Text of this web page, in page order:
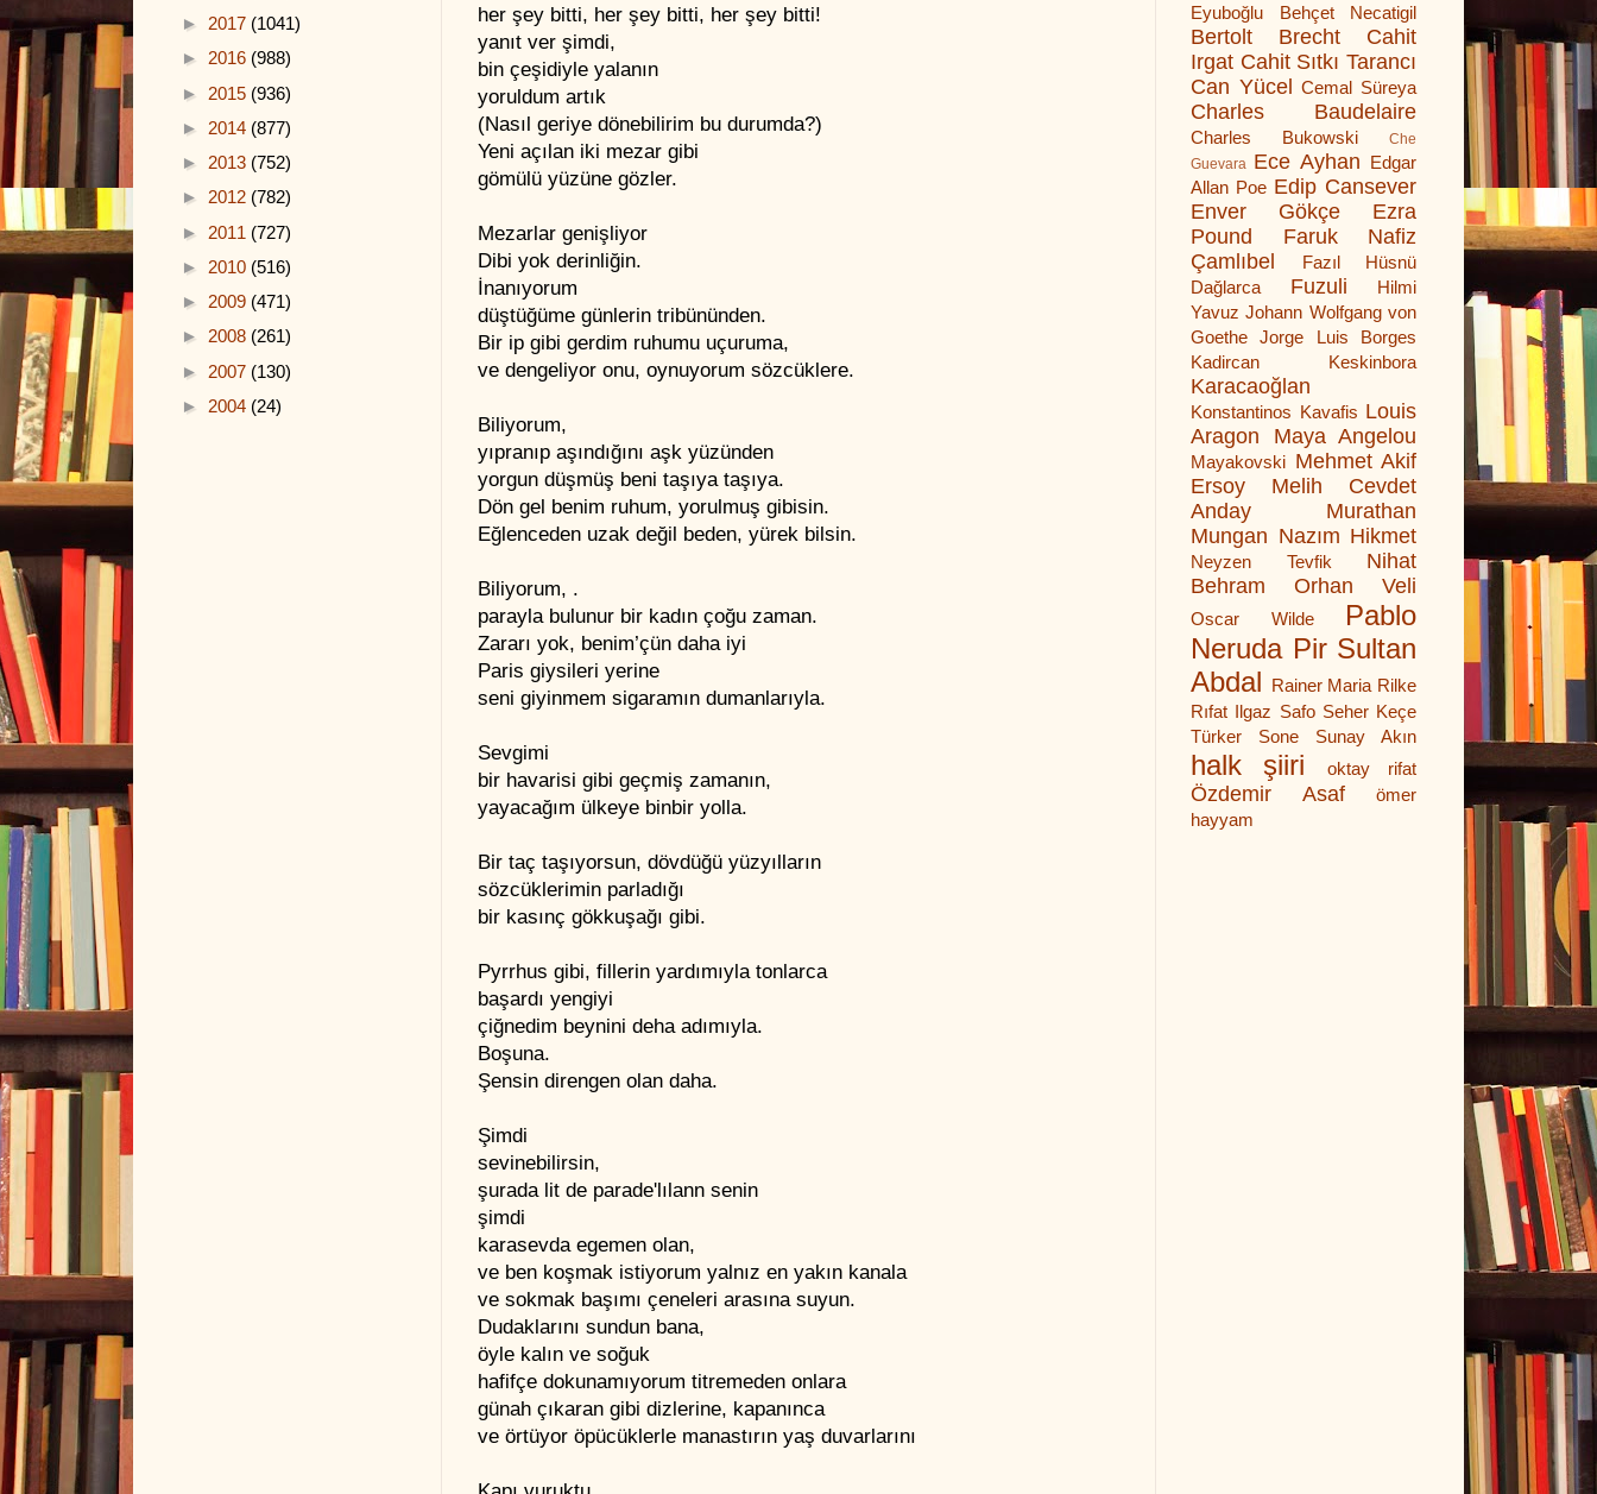
her şey bitti, her şey bitti, her şey bitti!
yanıt ver şimdi,
bin çeşidiyle yalanın
yoruldum artık
(Nasıl geriye dönebilirim bu durumda?)
Yeni açılan iki mezar gibi
gömülü yüzüne gözler.
Mezarlar genişliyor
Dibi yok derinliğin.
İnanıyorum
düştüğüme günlerin tribününden.
Bir ip gibi gerdim ruhumu uçuruma,
ve dengeliyor onu, oynuyorum sözcüklere.
Biliyorum,
yıpranıp aşındığını aşk yüzünden
yorgun düşmüş beni taşıya taşıya.
Dön gel benim ruhum, yorulmuş gibisin.
Eğlenceden uzak değil beden, yürek bilsin.
Biliyorum, .
parayla bulunur bir kadın çoğu zaman.
Zararı yok, benim’çün daha iyi
Paris giysileri yerine
seni giyinmem sigaramın dumanlarıyla.
Sevgimi
bir havarisi gibi geçmiş zamanın,
yayacağım ülkeye binbir yolla.
Bir taç taşıyorsun, dövdüğü yüzyılların
sözcüklerimin parladığı
bir kasınç gökkuşağı gibi.
Pyrrhus gibi, fillerin yardımıyla tonlarca
başardı yengiyi
çiğnedim beynini deha adımıyla.
Boşuna.
Şensin direngen olan daha.
Şimdi
sevinebilirsin,
şurada lit de parade'lılann senin
şimdi
karasevda egemen olan,
ve ben koşmak istiyorum yalnız en yakın kanala
ve sokmak başımı çeneleri arasına suyun.
Dudaklarını sundun bana,
öyle kalın ve soğuk
hafifçe dokunamıyorum titremeden onlara
günah çıkaran gibi dizlerine, kapanınca
ve örtüyor öpücüklerle manastırın yaş duvarlarını
► 2017 (1041)
► 2016 (988)
► 2015 (936)
► 2014 (877)
► 2013 (752)
► 2012 (782)
► 2011 (727)
► 2010 (516)
► 2009 (471)
► 2008 (261)
► 2007 (130)
► 2004 (24)
Eyuboğlu
Behçet Necatigil
Bertolt Brecht
Cahit
Irgat Cahit Sıtkı Tarancı
Can Yücel Cemal Süreya
Charles Baudelaire
Charles Bukowski
Che
Guevara Ece Ayhan Edgar
Allan Poe Edip Cansever
Enver Gökçe
Ezra
Pound
Faruk Nafiz
Çamlıbel
Fazıl Hüsnü
Dağlarca
Fuzuli
Hilmi
Yavuz Johann Wolfgang von
Goethe
Jorge Luis Borges
Kadircan Keskinbora
Karacaoğlan
Konstantinos Kavafis Louis
Aragon
Maya Angelou
Mayakovski Mehmet Akif
Ersoy
Melih Cevdet
Anday
Murathan
Mungan Nazım Hikmet
Neyzen Tevfik
Nihat
Behram
Orhan Veli
Oscar Wilde
Pablo
Neruda Pir Sultan
Abdal Rainer Maria Rilke
Rıfat Ilgaz Safo Seher Keçe
Türker
Sone Sunay Akın
halk şiiri oktay rifat
Özdemir Asaf
ömer
hayyam